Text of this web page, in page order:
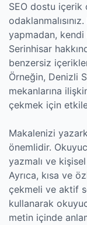
SEO dostu
yapmadan, kendi
Serinhisar
benzersiz
Örneğin, Denizli
mekanlarına
çekmek için
Makalenizi
önemlidir.
yazmalı ve
Ayrıca, kısa ve
çekmeli ve aktif
kullanarak
metin içinde